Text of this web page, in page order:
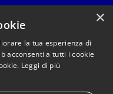
di aver preso visione della
font-
informative e di contatto,
×
la tua esperienza di
acconsenti a tutti i cookie
Leggi di più